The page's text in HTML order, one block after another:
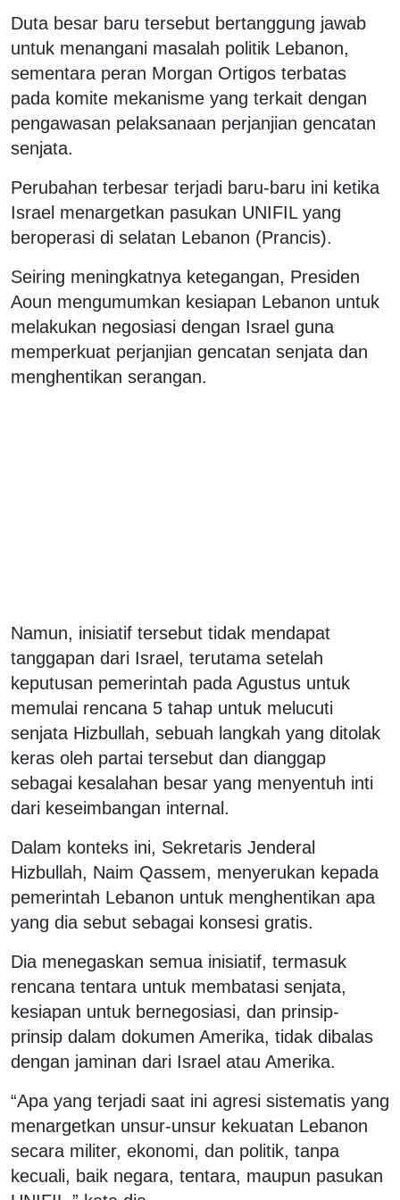
Duta besar baru tersebut bertanggung jawab
untuk menangani masalah politik Lebanon,
sementara peran Morgan Ortigos terbatas
pada komite mekanisme yang terkait dengan
pengawasan pelaksanaan perjanjian gencatan
senjata.
Perubahan terbesar terjadi baru-baru ini ketika
Israel menargetkan pasukan UNIFIL yang
beroperasi di selatan Lebanon (Prancis).
Seiring meningkatnya ketegangan, Presiden
Aoun mengumumkan kesiapan Lebanon untuk
melakukan negosiasi dengan Israel guna
memperkuat perjanjian gencatan senjata dan
menghentikan serangan.
Namun, inisiatif tersebut tidak mendapat
tanggapan dari Israel, terutama setelah
keputusan pemerintah pada Agustus untuk
memulai rencana 5 tahap untuk melucuti
senjata Hizbullah, sebuah langkah yang ditolak
keras oleh partai tersebut dan dianggap
sebagai kesalahan besar yang menyentuh inti
dari keseimbangan internal.
Dalam konteks ini, Sekretaris Jenderal
Hizbullah, Naim Qassem, menyerukan kepada
pemerintah Lebanon untuk menghentikan apa
yang dia sebut sebagai konsesi gratis.
Dia menegaskan semua inisiatif, termasuk
rencana tentara untuk membatasi senjata,
kesiapan untuk bernegosiasi, dan prinsip-
prinsip dalam dokumen Amerika, tidak dibalas
dengan jaminan dari Israel atau Amerika.
“Apa yang terjadi saat ini agresi sistematis yang
menargetkan unsur-unsur kekuatan Lebanon
secara militer, ekonomi, dan politik, tanpa
kecuali, baik negara, tentara, maupun pasukan